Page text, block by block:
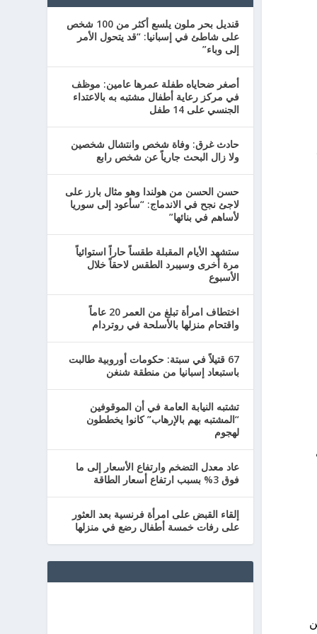
قنديل بحر ملون يلسع أكثر من 100 شخص
على شاطئ في إسبانيا: “قد يتحول الأمر
إلى وباء”
أصغر ضحاياه طفلة عمرها عامين: موظف
في مركز رعاية أطفال مشتبه به بالاعتداء
الجنسي على 14 طفل
حادث غرق: وفاة شخص وانتشال شخصين
ولا زال البحث جارياً عن شخص رابع
حسن الحسن من هولندا وهو مثال بارز على
لاجئ نجح في الاندماج: “سأعود إلى سوريا
لأساهم في بنائها”
ستشهد الأيام المقبلة طقساً حاراً استوائياً
مرة أخرى وسيبرد الطقس لاحقاً خلال
الأسبوع
اختطاف امرأة تبلغ من العمر 20 عاماً
واقتحام منزلها بالأسلحة في روتردام
67 قتيلاً في سبتة: حكومات أوروبية طالبت
باستبعاد إسبانيا من منطقة شنغن
تشتبه النيابة العامة في أن الموقوفين
“المشتبه بهم بالإرهاب” كانوا يخططون
لهجوم
عاد معدل التضخم وارتفاع الأسعار إلى ما
فوق 3% بسبب ارتفاع أسعار الطاقة
إلقاء القبض على امرأة فرنسية بعد العثور
على رفات خمسة أطفال رضع في منزلها